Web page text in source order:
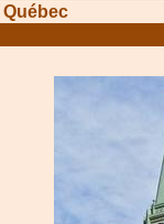
Québec